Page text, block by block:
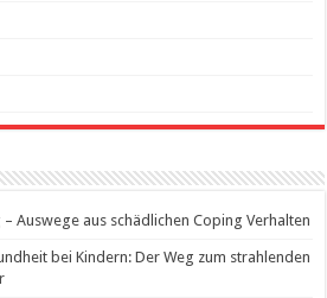
Auswege aus schädlichen Coping Verhalten
bei Kindern: Der Weg zum strahlenden